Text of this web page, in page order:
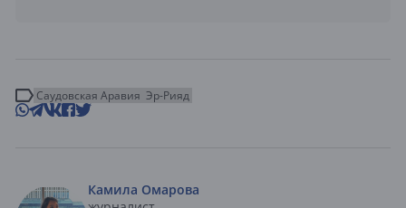
Саудовская Аравия Эр-Рияд
Камила Омарова